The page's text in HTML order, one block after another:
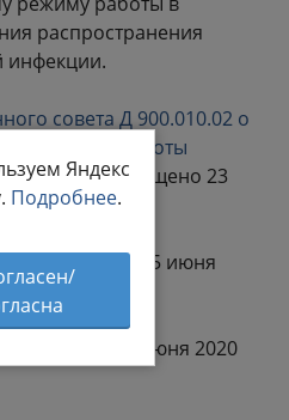
распространения
инфекции.
совета Д 900.010.02 о
работы
(размещено 23
(размещен 25 июня
(размещено 26 июня 2020
Яндекс
Подробнее.